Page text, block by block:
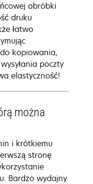
obróbki
druku
łatwo
kopiowania,
poczty
elastyczność!
można
i krótkiemu
stronę
Bardzo wydajny